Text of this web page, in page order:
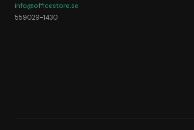
info@officestore.se
559029-1430